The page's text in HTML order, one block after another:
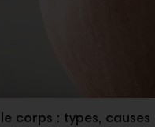
corps : types,